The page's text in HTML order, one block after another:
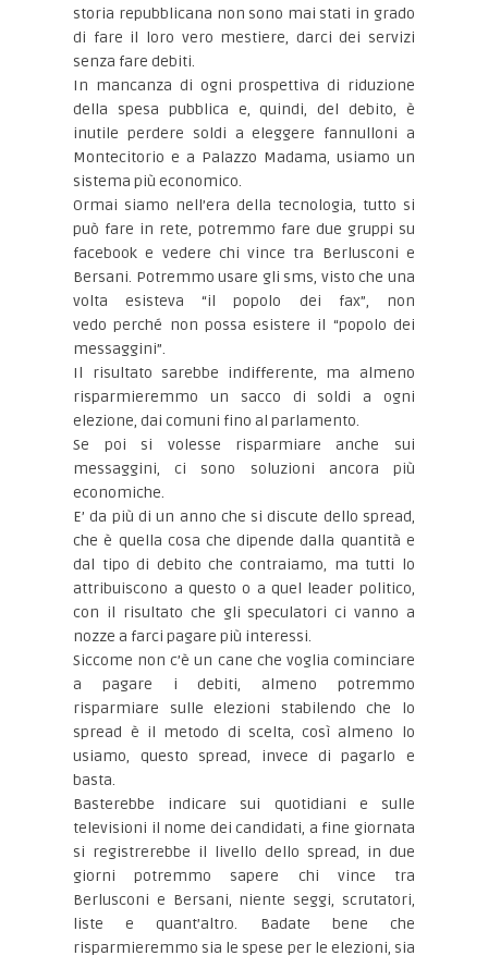
storia repubblicana non sono mai stati in grado
di fare il loro vero mestiere, darci dei servizi
senza fare debiti.
In mancanza di ogni prospettiva di riduzione
della spesa pubblica e, quindi, del debito, è
inutile perdere soldi a eleggere fannulloni a
Montecitorio e a Palazzo Madama, usiamo un
sistema più economico.
Ormai siamo nell’era della tecnologia, tutto si
può fare in rete, potremmo fare due gruppi su
facebook e vedere chi vince tra Berlusconi e
Bersani. Potremmo usare gli sms, visto che una
volta esisteva “il popolo dei fax”, non
vedo perché non possa esistere il “popolo dei
messaggini”.
Il risultato sarebbe indifferente, ma almeno
risparmieremmo un sacco di soldi a ogni
elezione, dai comuni fino al parlamento.
Se poi si volesse risparmiare anche sui
messaggini, ci sono soluzioni ancora più
economiche.
E’ da più di un anno che si discute dello spread,
che è quella cosa che dipende dalla quantità e
dal tipo di debito che contraiamo, ma tutti lo
attribuiscono a questo o a quel leader politico,
con il risultato che gli speculatori ci vanno a
nozze a farci pagare più interessi.
Siccome non c’è un cane che voglia cominciare
a pagare i debiti, almeno potremmo
risparmiare sulle elezioni stabilendo che lo
spread è il metodo di scelta, così almeno lo
usiamo, questo spread, invece di pagarlo e
basta.
Basterebbe indicare sui quotidiani e sulle
televisioni il nome dei candidati, a fine giornata
si registrerebbe il livello dello spread, in due
giorni potremmo sapere chi vince tra
Berlusconi e Bersani, niente seggi, scrutatori,
liste e quant’altro. Badate bene che
risparmieremmo sia le spese per le elezioni, sia